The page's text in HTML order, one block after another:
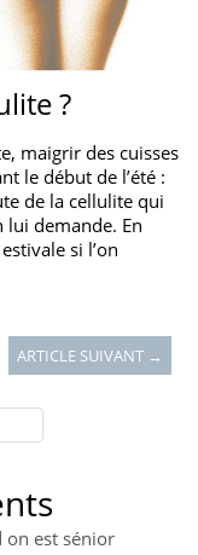
?
maigrir des cuisses
le début de l’été :
de la cellulite qui
lui demande. En
si l’on
ARTICLE SUIVANT →
on est sénior